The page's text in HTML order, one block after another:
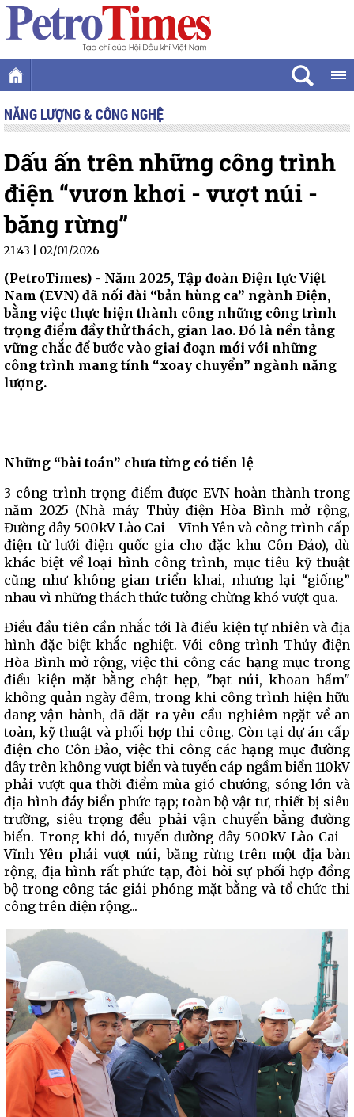
NĂNG LƯỢNG & CÔNG NGHỆ
Dấu ấn trên những công trình
điện “vươn khơi - vượt núi -
băng rừng”
21:43 | 02/01/2026
(PetroTimes) - Năm 2025, Tập đoàn Điện lực Việt
Nam (EVN) đã nối dài “bản hùng ca” ngành Điện,
bằng việc thực hiện thành công những công trình
trọng điểm đầy thử thách, gian lao. Đó là nền tảng
vững chắc để bước vào giai đoạn mới với những
công trình mang tính “xoay chuyển” ngành năng
lượng.
Những “bài toán” chưa từng có tiền lệ
3 công trình trọng điểm được EVN hoàn thành trong
năm 2025 (Nhà máy Thủy điện Hòa Bình mở rộng,
Đường dây 500kV Lào Cai - Vĩnh Yên và công trình cấp
điện từ lưới điện quốc gia cho đặc khu Côn Đảo), dù
khác biệt về loại hình công trình, mục tiêu kỹ thuật
cũng như không gian triển khai, nhưng lại “giống”
nhau vì những thách thức tưởng chừng khó vượt qua.
Điều đầu tiên cần nhắc tới là điều kiện tự nhiên và địa
hình đặc biệt khắc nghiệt. Với công trình Thủy điện
Hòa Bình mở rộng, việc thi công các hạng mục trong
điều kiện mặt bằng chật hẹp, "bạt núi, khoan hầm"
không quản ngày đêm, trong khi công trình hiện hữu
đang vận hành, đã đặt ra yêu cầu nghiêm ngặt về an
toàn, kỹ thuật và phối hợp thi công. Còn tại dự án cấp
điện cho Côn Đảo, việc thi công các hạng mục đường
dây trên không vượt biển và tuyến cáp ngầm biển 110kV
phải vượt qua thời điểm mùa gió chướng, sóng lớn và
địa hình đáy biển phức tạp; toàn bộ vật tư, thiết bị siêu
trường, siêu trọng đều phải vận chuyển bằng đường
biển. Trong khi đó, tuyến đường dây 500kV Lào Cai -
Vĩnh Yên phải vượt núi, băng rừng trên một địa bàn
rộng, địa hình rất phức tạp, đòi hỏi sự phối hợp đồng
bộ trong công tác giải phóng mặt bằng và tổ chức thi
công trên diện rộng...